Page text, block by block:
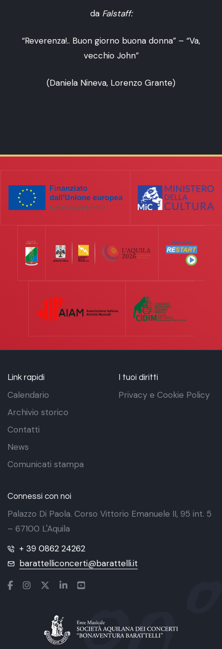
da Falstaff:
“Reverenza!.. Buon giorno buona donna” – “Va,
vecchio John”
(Daniela Nineva, Lorenzo Grante)
Link rapidi
Calendario
Archivio storico
Contatti
News
Comunicati stampa
I tuoi diritti
Privacy e Cookie Policy
Connessi con noi
Palazzo Di Paola. Corso Vittorio Emanuele II, 95 int. 5
– 67100 L'Aquila
+ 39 0862 24262
barattelliconcerti@barattelli.it